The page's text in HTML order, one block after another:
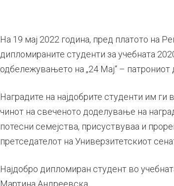
На 19 мај 2022 година, пред платото на
дипломираните студенти за учебната
одбележувањето на „24 Мај“ – патрониот
Наградите на најдобрите студенти им
чинот на свеченото доделување на
потесни семејства, присуствуваа и
претседателот на Универзитетскиот
Најдобро дипломиран студент во
Мартина Андреевска.